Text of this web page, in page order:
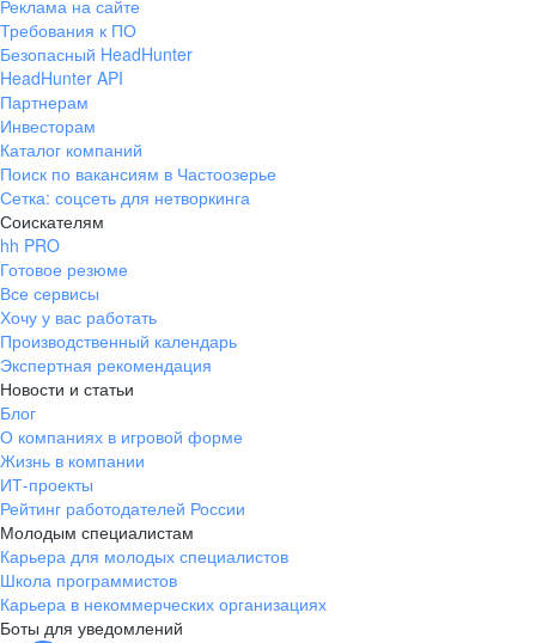
Реклама на сайте
Требования к ПО
Безопасный HeadHunter
HeadHunter API
Партнерам
Инвесторам
Каталог компаний
Поиск по вакансиям в Частоозерье
Сетка: соцсеть для нетворкинга
Соискателям
hh PRO
Готовое резюме
Все сервисы
Хочу у вас работать
Производственный календарь
Экспертная рекомендация
Новости и статьи
Блог
О компаниях в игровой форме
Жизнь в компании
ИТ-проекты
Рейтинг работодателей России
Молодым специалистам
Карьера для молодых специалистов
Школа программистов
Карьера в некоммерческих организациях
Боты для уведомлений